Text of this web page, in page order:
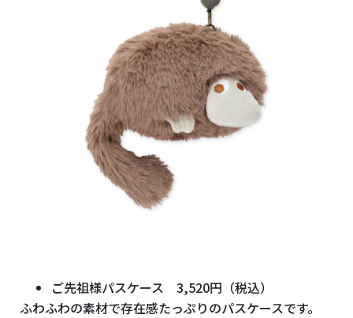
ご先祖様パスケース 3,520円（税込）
ふわふわの素材で存在感たっぷりのパスケースです。